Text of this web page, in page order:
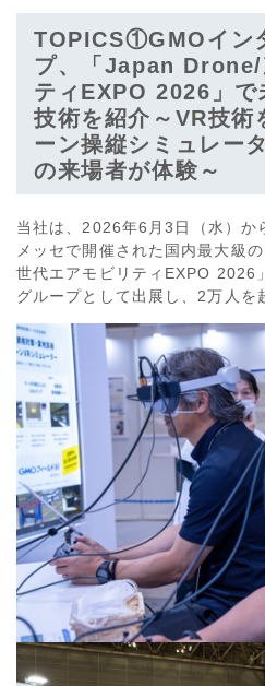
TOPICS①GMOイン
プ、「Japan Drone/
ティEXPO 2026」で
技術を紹介～VR技術
ーン操縦シミュレー
の来場者が体験～
当社は、2026年6月3日（水）か
メッセで開催された国内最大級
世代エアモビリティEXPO 2026
グループとして出展し、2万人を